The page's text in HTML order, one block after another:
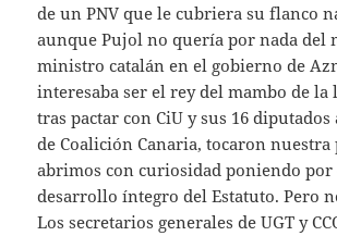
de un PNV que le cubriera su flanco
aunque Pujol no quería por nada del
ministro catalán en el gobierno de
interesaba ser el rey del mambo de la
tras pactar con CiU y sus 16 diputados
de Coalición Canaria, tocaron
abrimos con curiosidad poniendo por
desarrollo íntegro del Estatuto. Pero
Los secretarios generales de UGT y